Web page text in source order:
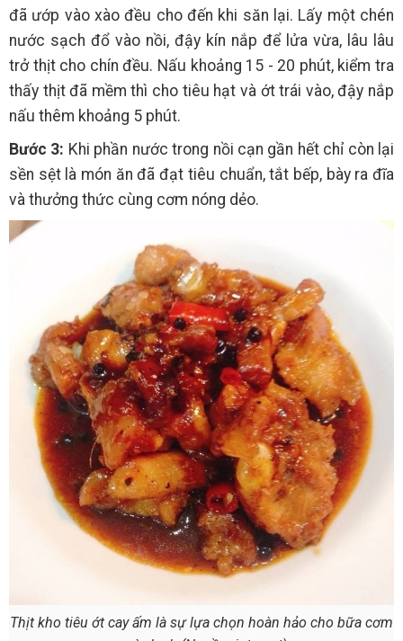
đã ướp vào xào đều cho đến khi săn lại. Lấy một chén
nước sạch đổ vào nồi, đậy kín nắp để lửa vừa, lâu lâu
trở thịt cho chín đều. Nấu khoảng 15 - 20 phút, kiểm tra
thấy thịt đã mềm thì cho tiêu hạt và ớt trái vào, đậy nắp
nấu thêm khoảng 5 phút.
Bước 3: Khi phần nước trong nồi cạn gần hết chỉ còn lại
sền sệt là món ăn đã đạt tiêu chuẩn, tắt bếp, bày ra đĩa
và thưởng thức cùng cơm nóng dẻo.
Thịt kho tiêu ớt cay ấm là sự lựa chọn hoàn hảo cho bữa cơm